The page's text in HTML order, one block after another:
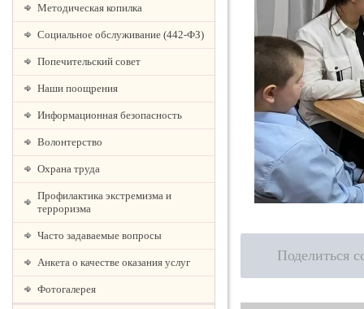
Методическая копилка
Социальное обслуживание (442-ФЗ)
Попечительский совет
Наши поощрения
Информационная безопасность
Волонтерство
Охрана труда
Профилактика экстремизма и
терроризма
Часто задаваемые вопросы
Анкета о качестве оказания услуг
Фотогалерея
Поделиться